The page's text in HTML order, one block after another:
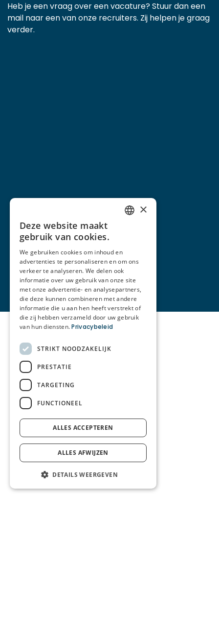
Heb je een vraag over een vacature? Stuur dan een
mail naar een van onze recruiters. Zij helpen je graag
verder.
Roy Babel
Recruiter
×
Deze website maakt
gebruik van cookies.
We gebruiken cookies om inhoud en
advertenties te personaliseren en om ons
verkeer te analyseren. We delen ook
informatie over uw gebruik van onze site
met onze advertentie- en analysepartners,
die deze kunnen combineren met andere
informatie die u aan hen heeft verstrekt of
die zij hebben verzameld door uw gebruik
van hun diensten. Privacybeleid
STRIKT NOODZAKELIJK
PRESTATIE
TARGETING
FUNCTIONEEL
ALLES ACCEPTEREN
ALLES AFWIJZEN
DETAILS WEERGEVEN